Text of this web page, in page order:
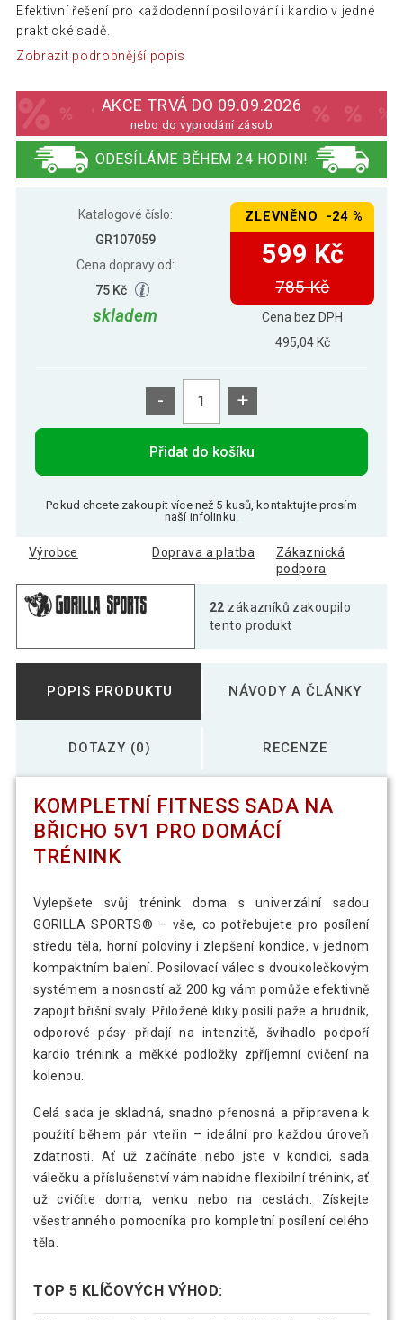
Efektivní řešení pro každodenní posilování i kardio v jedné
praktické sadě.
Zobrazit podrobnější popis
AKCE TRVÁ DO 09.09.2026
nebo do vyprodání zásob
ODESÍLÁME BĚHEM 24 HODIN!
Katalogové číslo:
GR107059
Cena dopravy od:
75 Kč
skladem
ZLEVNĚNO -24 %
599 Kč
785 Kč
Cena bez DPH
495,04 Kč
- +
Přidat do košíku
Pokud chcete zakoupit více než 5 kusů, kontaktujte prosím
naší infolinku.
Výrobce Doprava a platba
Zákaznická
podpora
22 zákazníků zakoupilo
tento produkt
POPIS PRODUKTU NÁVODY A ČLÁNKY
DOTAZY (0) RECENZE
KOMPLETNÍ FITNESS SADA NA
BŘICHO 5V1 PRO DOMÁCÍ
TRÉNINK
Vylepšete svůj trénink doma s univerzální sadou
GORILLA SPORTS® – vše, co potřebujete pro posílení
středu těla, horní poloviny i zlepšení kondice, v jednom
kompaktním balení. Posilovací válec s dvoukolečkovým
systémem a nosností až 200 kg vám pomůže efektivně
zapojit břišní svaly. Přiložené kliky posílí paže a hrudník,
odporové pásy přidají na intenzitě, švihadlo podpoří
kardio trénink a měkké podložky zpříjemní cvičení na
kolenou.
Celá sada je skladná, snadno přenosná a připravena k
použití během pár vteřin – ideální pro každou úroveň
zdatnosti. Ať už začínáte nebo jste v kondici, sada
válečku a příslušenství vám nabídne flexibilní trénink, ať
už cvičíte doma, venku nebo na cestách. Získejte
všestranného pomocníka pro kompletní posílení celého
těla.
TOP 5 KLÍČOVÝCH VÝHOD: